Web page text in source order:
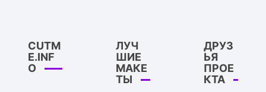
CUTM
E.INF
O
ЛУЧ
ШИЕ
МАКЕ
ТЫ
ДРУЗ
ЬЯ
ПРОЕ
КТА